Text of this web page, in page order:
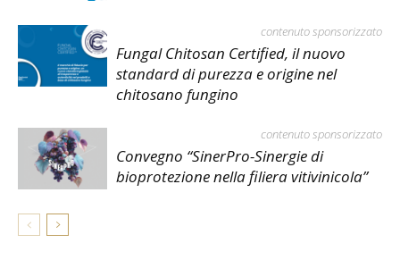
contenuto sponsorizzato
Fungal Chitosan Certified, il nuovo
standard di purezza e origine nel
chitosano fungino
contenuto sponsorizzato
Convegno “SinerPro-Sinergie di
bioprotezione nella filiera vitivinicola”